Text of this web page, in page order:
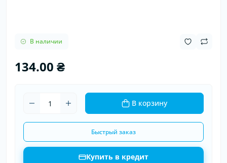
В наличии
134.00 ₴
В корзину
Быстрый заказ
Купить в кредит